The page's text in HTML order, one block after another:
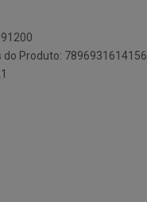
do Produto: 7896931614156